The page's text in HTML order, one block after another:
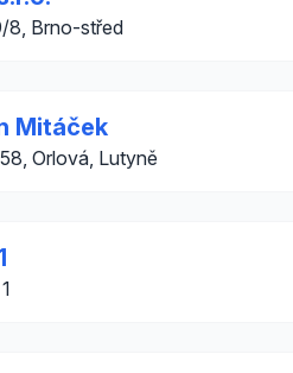
8, Brno-střed
Mitáček
Orlová, Lutyně